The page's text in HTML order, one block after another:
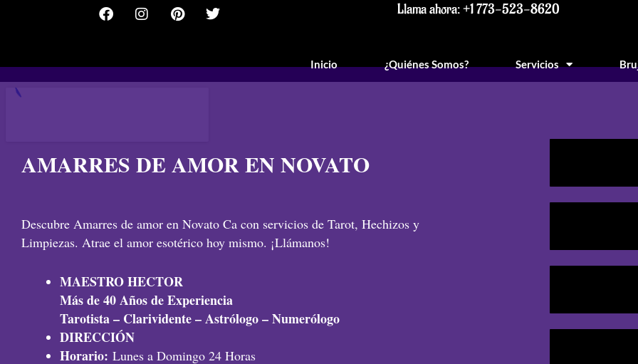
F
a
b
o
I
n
a
g
P
i
e
r
T
w
t
e
Llama ahora: +1 773-523-8620
Inicio ¿Quiénes Somos? Servicios
AMARRES DE AMOR EN NOVATO
Descubre Amarres de amor en Novato Ca con servicios de Tarot, Hechizos y
Limpiezas. Atrae el amor esotérico hoy mismo. ¡Llámanos!
MAESTRO HECTOR
Más de 40 Años de Experiencia
Tarotista – Clarividente – Astrólogo – Numerólogo
DIRECCIÓN
Horario: Lunes a Domingo 24 Horas